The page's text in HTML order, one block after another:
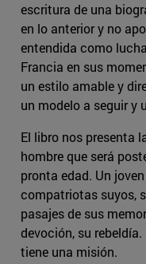
escritura de una
en lo anterior y no
entendida como
Francia en sus
un estilo amable y
un modelo a seguir y
El libro nos presenta
hombre que será
pronta edad. Un
compatriotas suyos,
pasajes de sus
devoción, su
tiene una misión.